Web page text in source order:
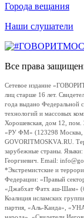
Города вещания
Наши слушатели
Все права
Сетевое издание
лиц старше 16 лет.
года выдано Федеральной
технологий и массовых
Хорошевская, дом 12, пом.
«РУ ФМ» (123298 Москва,
GOVORITMOSKVA.RU.
зарубежные страны. Языки:
Георгиевич. Email:
*Экстремистские и
Федерации: «Правый
«Джабхат Фатх аш-Шам»
Коалиция исламских
партия, «Аль-Каида»,